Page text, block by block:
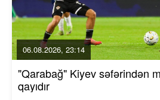
06.08.2026, 23:14
"Qarabağ" Kiyev səfərindən
qayıdır